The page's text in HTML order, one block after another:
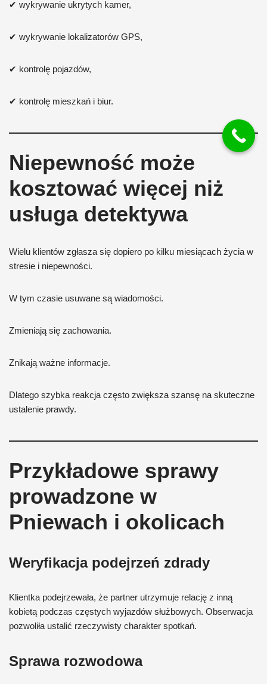
✔ wykrywanie ukrytych kamer,
✔ wykrywanie lokalizatorów GPS,
✔ kontrolę pojazdów,
✔ kontrolę mieszkań i biur.
Niepewność może
kosztować więcej niż
usługa detektywa
Wielu klientów zgłasza się dopiero po kilku miesiącach życia w
stresie i niepewności.
W tym czasie usuwane są wiadomości.
Zmieniają się zachowania.
Znikają ważne informacje.
Dlatego szybka reakcja często zwiększa szansę na skuteczne
ustalenie prawdy.
Przykładowe sprawy
prowadzone w
Pniewach i okolicach
Weryfikacja podejrzeń zdrady
Klientka podejrzewała, że partner utrzymuje relację z inną
kobietą podczas częstych wyjazdów służbowych. Obserwacja
pozwoliła ustalić rzeczywisty charakter spotkań.
Sprawa rozwodowa